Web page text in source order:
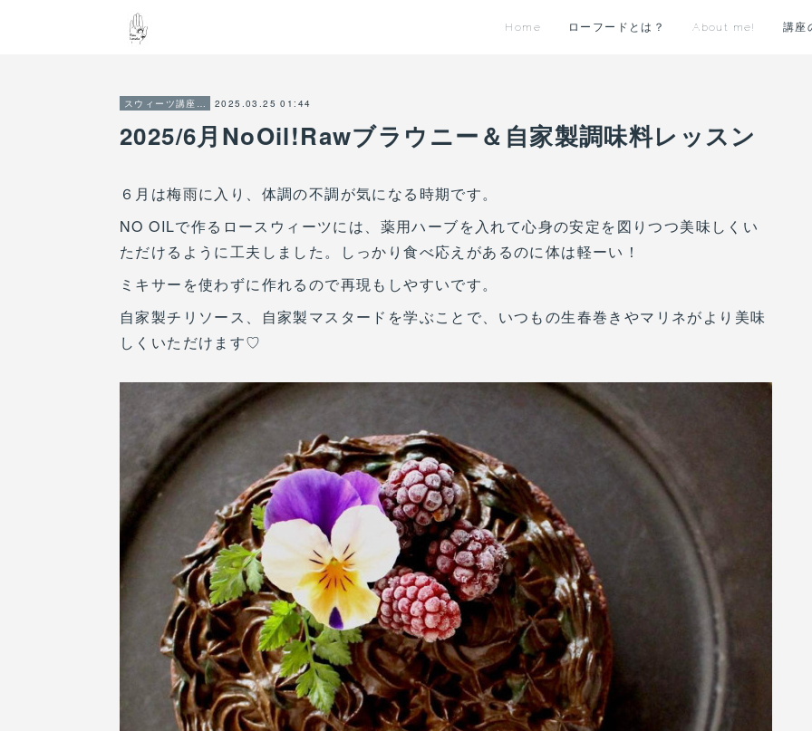
Home ローフードとは？ About me! 講座
スウィーツ講座ご案内 2025.03.25 01:44
2025/6月NoOil!Rawブラウニー＆自家製調味料レッスン
６月は梅雨に入り、体調の不調が気になる時期です。
NO OILで作るロースウィーツには、薬用ハーブを入れて心身の安定を図りつつ美味しくい
ただけるように工夫しました。しっかり食べ応えがあるのに体は軽ーい！
ミキサーを使わずに作れるので再現もしやすいです。
自家製チリソース、自家製マスタードを学ぶことで、いつもの生春巻きやマリネがより美味
しくいただけます♡